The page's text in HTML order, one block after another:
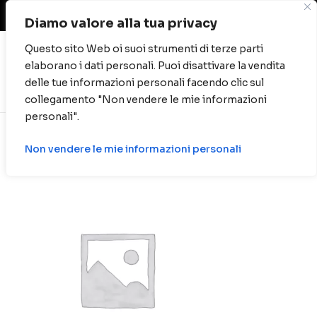
Diamo valore alla tua privacy
Questo sito Web oi suoi strumenti di terze parti
elaborano i dati personali. Puoi disattivare la vendita
delle tue informazioni personali facendo clic sul
collegamento "Non vendere le mie informazioni
personali".
Non vendere le mie informazioni personali
Spese di spedizione gratuite per ordini oltre
0